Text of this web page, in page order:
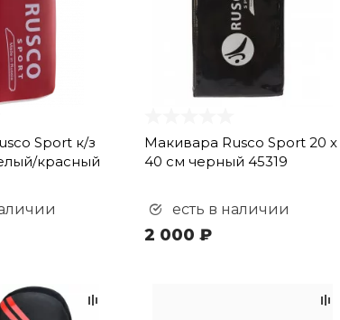
Sport к/з
красный
Макивара Rusco Sport 20 х
40 см черный 45319
есть в наличии
2 000 ₽